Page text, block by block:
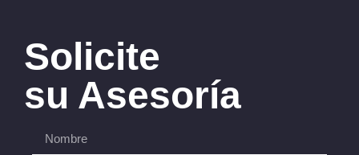
Solicite
su Asesoría